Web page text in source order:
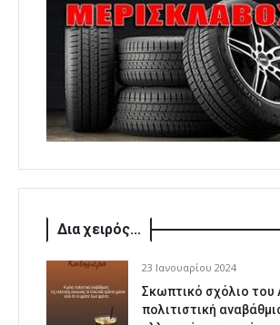
Δια χειρός...
23 Ιανουαρίου 2024
Σκωπτικό σχόλιο του
πολιτιστική